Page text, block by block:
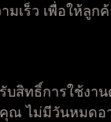
เร็ว เพื่อให้ลูกค้
บสิทธิ์การใช้งา
ณ ไม่มีวันหมดอ